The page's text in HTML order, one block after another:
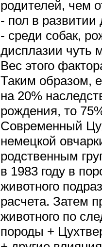
родителей, чем
- пол в развитии
- среди собак,
дисплазии чуть
Вес этого
Таким образом,
на 20%
рождения, то
Современный
немецкой
родственным
в 1983 году в
животного
расчета. Затем
животного по
породы +